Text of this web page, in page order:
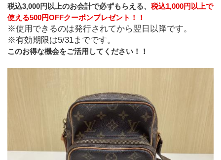
税込3,000円以上のお会計で必ずもらえる、 税込1,000円以上で
使える500円OFFクーポンプレゼント！！
※使用できるのは発行されてから翌日以降です。
※有効期限は5/31までです。
このお得な機会をご活用してください！！